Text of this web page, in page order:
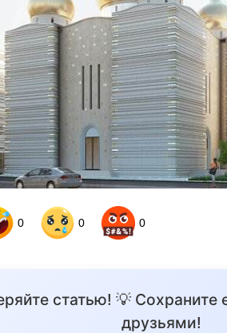
0 0 0
статью! 💡 Сохраните
друзьями!